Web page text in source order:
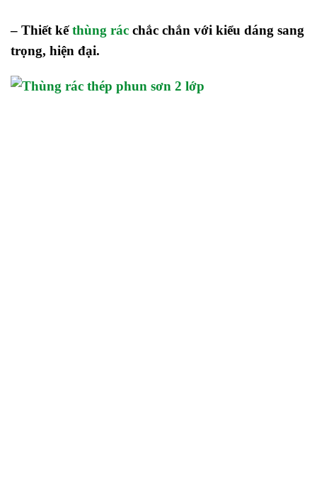
– Thiết kếthùng rác chắc chắn với kiểu dáng sang
trọng, hiện đại.